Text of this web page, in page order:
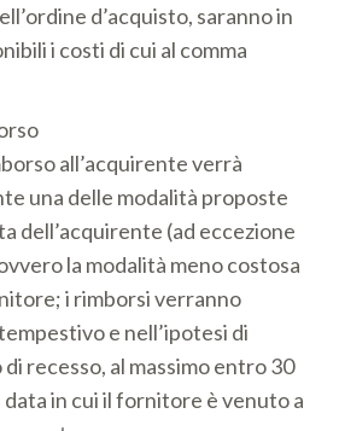
d’acquisto, saranno in
i costi di cui al comma
all’acquirente verrà
una delle modalità proposte
dell’acquirente (ad eccezione
la modalità meno costosa
i rimborsi verranno
e nell’ipotesi di
recesso, al massimo entro 30
in cui il fornitore è venuto a